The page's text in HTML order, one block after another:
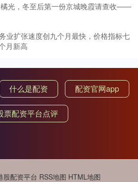
光，冬至后第一份京城晚霞请查收——
业扩张速度创九个月最快，价格指标七
月新高
什么是配资 配资官网app
票配资平台点评
股配资平台 RSS地图 HTML地图